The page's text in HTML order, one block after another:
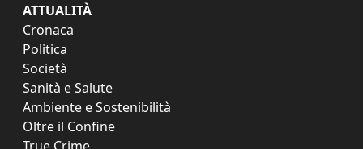
ATTUALITÀ
Cronaca
Politica
Società
Sanità e Salute
Ambiente e Sostenibilità
Oltre il Confine